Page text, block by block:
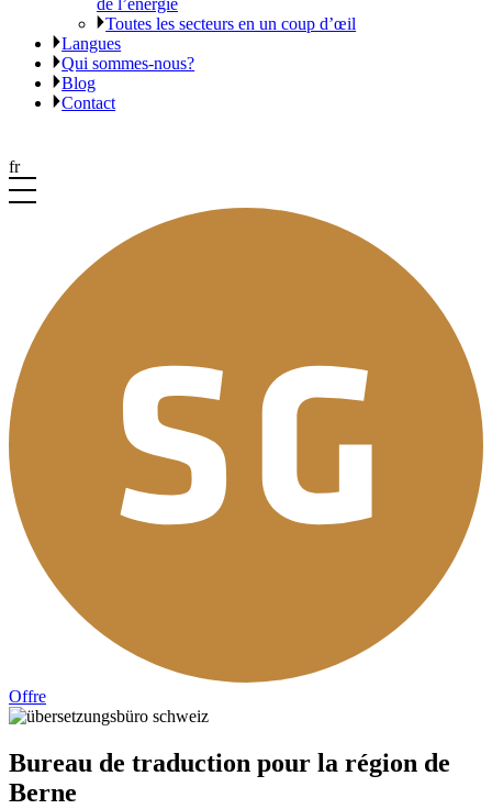
Toutes les secteurs en un coup d’œil
Langues
Qui sommes-nous?
Blog
Contact
fr
Offre
Bureau de traduction pour la région de
Berne